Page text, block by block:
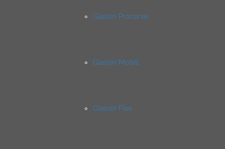
Glassin Procurve
Glassin Mobili
Glassin Flex